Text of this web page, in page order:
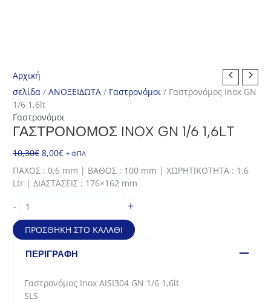
Αρχική
σελίδα /ΑΝΟΞΕΙΔΩΤΑ / Γαστρονόμοι / Γαστρονόμος Inox GN
1/6 1,6lt
Γαστρονόμοι
ΓΑΣΤΡΟΝΌΜΟΣ INOX GN 1/6 1,6LT
10,30€ Original
price
was:
10,30€.
8,00€Η
τρέχουσα
τιμή
είναι:
+ ΦΠΑ
ΠΑΧΟΣ : 0,6 mm | ΒΑΘΟΣ : 100 mm | ΧΩΡΗΤΙΚΟΤΗΤΑ : 1.6
Ltr | ΔΙΑΣΤΑΣΕΙΣ : 176×162 mm
-
Inox
GN
1/6
1,6lt
+
ΠΡΟΣΘΉΚΗ ΣΤΟ ΚΑΛΆΘΙ
ΠΕΡΙΓΡΑΦΉ
Γαστρονόμος Inox AISI304 GN 1/6 1,6lt
SLS